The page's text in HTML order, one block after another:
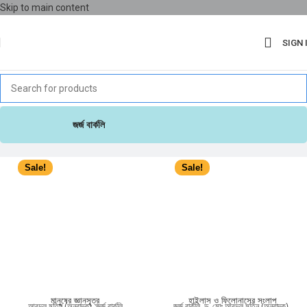
Skip to main content
SIGN
জর্জ বার্কলি
Sale!
মানুষের জ্ঞানসূত্র
Sale!
হাইলাস ও ফিলোনাসের সংলাপ